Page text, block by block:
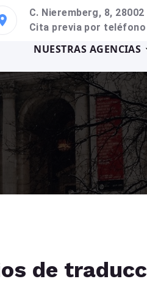
C. Nieremberg, 8, 28002
Cita previa por teléfono
NUESTRAS AGENCIAS
de